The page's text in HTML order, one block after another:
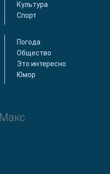
Культура
Спорт
Погода
Общество
Это интересно
Юмор
Макс